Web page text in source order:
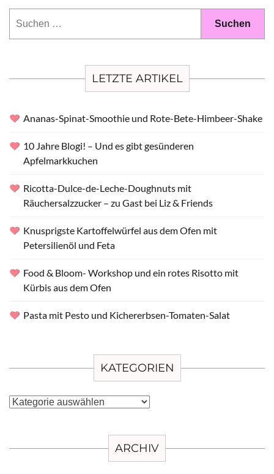
LETZTE ARTIKEL
Ananas-Spinat-Smoothie und Rote-Bete-Himbeer-Shake
10 Jahre Blogi! – Und es gibt gesünderen
Apfelmarkkuchen
Ricotta-Dulce-de-Leche-Doughnuts mit
Räuchersalzzucker – zu Gast bei Liz & Friends
Knusprigste Kartoffelwürfel aus dem Ofen mit
Petersilienöl und Feta
Food & Bloom- Workshop und ein rotes Risotto mit
Kürbis aus dem Ofen
Pasta mit Pesto und Kichererbsen-Tomaten-Salat
KATEGORIEN
Kategorien
ARCHIV